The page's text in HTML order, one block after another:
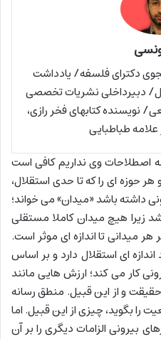
دکترای فلسفه/ یادداشت
دبیرداخلی نشریات تخصصی
نویسنده کتابهای فخر رازی،
طباطبایی
اصطلاحات وی نداریم کافی است
حوزه ای را که تا حدی استقلال،
داشته باشد «میدان» می خواند؛
زیرا هیچ میدان کاملا مستقلی
هر میدانی تا اندازه ای موثر است.
ای استقلال دارد و بر اساس
کار می کند؛ ارزش هایی مانند
و از این قبیل. منطق رسانه
را بگوید، چیزی از این قبیل. اما
بیرونی الزامات دیگری را بر آن